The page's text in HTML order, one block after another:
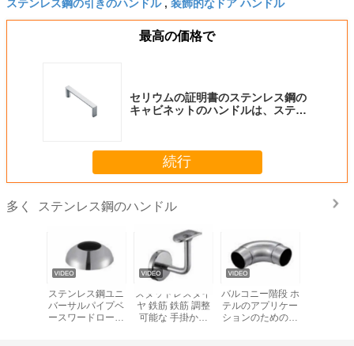
,
最高の価格で
セリウムの証明書のステンレス鋼の
キャビネットのハンドルは、ステン
続行
多く ステンレス鋼のハンドル
ステンレス鋼ユニ
バーサルパイプベ
ースワードローブ
スタッドレスタイ
ヤ 鉄筋 鉄筋 調整
可能な 手掛かり
バルコニー階段 ホ
テルのアプリケー
ションのためのモ